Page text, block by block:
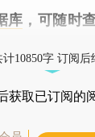
库 ，可随时
计10850字 订阅后
获取已订阅的